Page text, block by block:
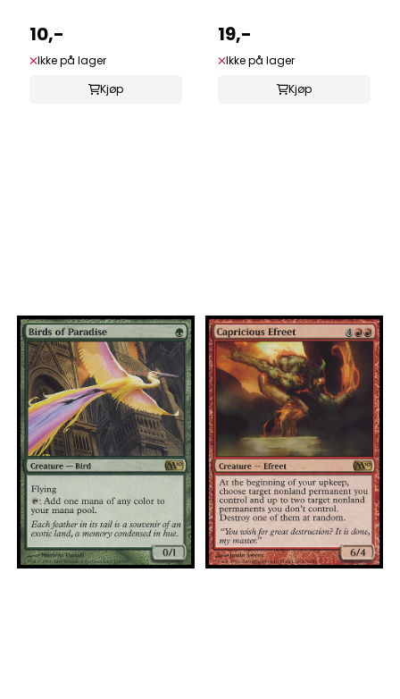
10,-
Ikke på lager
Kjøp
19,-
Ikke på lager
Kjøp